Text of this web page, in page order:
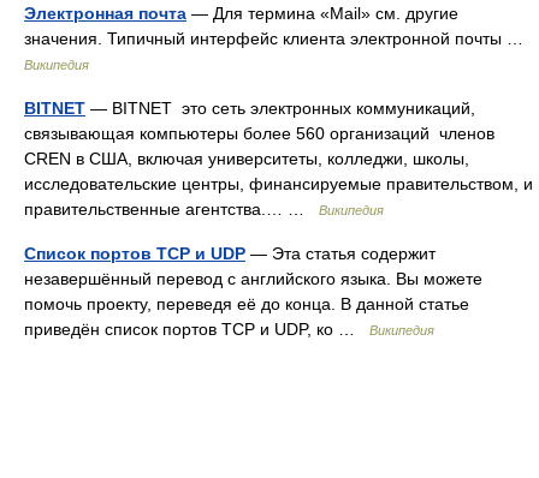
Электронная почта — Для термина «Mail» см. другие
значения. Типичный интерфейс клиента электронной почты …
Википедия
BITNET — BITNET это сеть электронных коммуникаций,
связывающая компьютеры более 560 организаций членов
CREN в США, включая университеты, колледжи, школы,
исследовательские центры, финансируемые правительством, и
правительственные агентства.… …
Википедия
Список портов TCP и UDP — Эта статья содержит
незавершённый перевод с английского языка. Вы можете
помочь проекту, переведя её до конца. В данной статье
приведён список портов TCP и UDP, ко …
Википедия